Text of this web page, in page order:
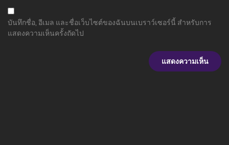
บันทึกชื่อ, อีเมล และชื่อเว็บไซต์ของฉันบนเบราว์เซอร์นี้ สำหรับการ
แสดงความเห็นครั้งถัดไป